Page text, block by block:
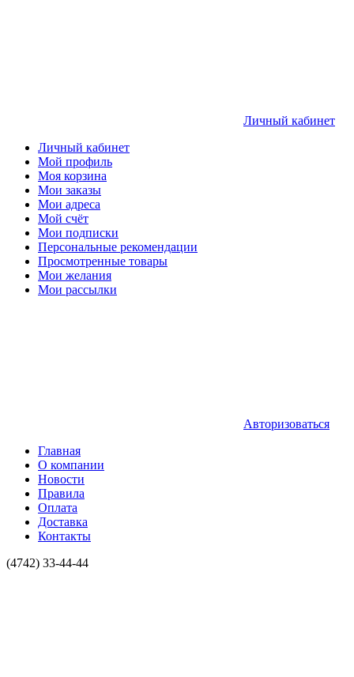
Личный кабинет
Личный кабинет
Мой профиль
Моя корзина
Мои заказы
Мои адреса
Мой счёт
Мои подписки
Персональные рекомендации
Просмотренные товары
Мои желания
Мои рассылки
Авторизоваться
Главная
О компании
Новости
Правила
Оплата
Доставка
Контакты
(4742) 33-44-44